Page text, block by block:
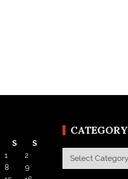
S
S
1
2
8
9
CATEGORY
Category